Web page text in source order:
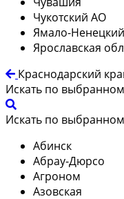
Чукотский АО
Ямало-
Ярославская
Краснодарский
Искать по
Искать по
Абинск
Абрау-Дюрсо
Агроном
Азовская